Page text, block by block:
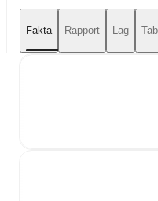
Fakta Rapport Lag